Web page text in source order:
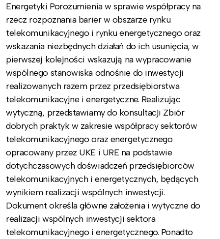
Energetyki Porozumienia w sprawie współpracy na
rzecz rozpoznania barier w obszarze rynku
telekomunikacyjnego i rynku energetycznego oraz
wskazania niezbędnych działań do ich usunięcia, w
pierwszej kolejności wskazują na wypracowanie
wspólnego stanowiska odnośnie do inwestycji
realizowanych razem przez przedsiębiorstwa
telekomunikacyjne i energetyczne. Realizując
wytyczną, przedstawiamy do konsultacji Zbiór
dobrych praktyk w zakresie współpracy sektorów
telekomunikacyjnego oraz energetycznego
opracowany przez UKE i URE na podstawie
dotychczasowych doświadczeń przedsiębiorców
telekomunikacyjnych i energetycznych, będących
wynikiem realizacji wspólnych inwestycji.
Dokument określa główne założenia i wytyczne do
realizacji wspólnych inwestycji sektora
telekomunikacyjnego i energetycznego. Ponadto